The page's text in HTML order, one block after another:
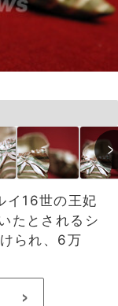
イ16世の王妃
たとされるシ
られ、6万
>